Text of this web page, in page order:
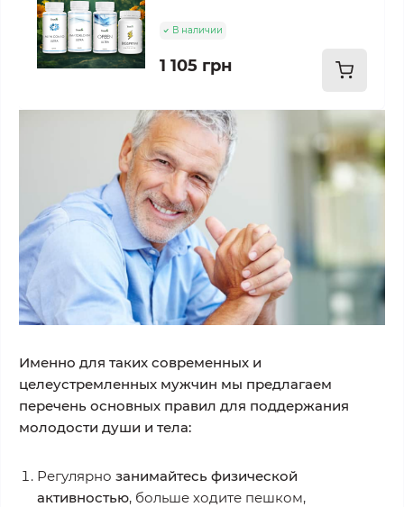
В наличии
1 105 грн
Именно для таких современных и
целеустремленных мужчин мы предлагаем
перечень основных правил для поддержания
молодости души и тела:
Регулярно занимайтесь физической
активностью, больше ходите пешком,